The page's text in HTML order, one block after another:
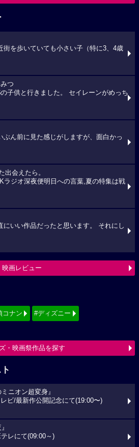
街を歩いていても小さい子（特に3、4歳
つ
子供と行きました。 セイレーンがめっち
ん前に見た感じがしますが、面白かっ
出会えたら。
ラジオ深夜便明日への言葉,夏の特集は戦
にいい作品だったと思います。 それにし
映画レビュー
コナン #ディズニー
・映画祭作品を探す
ニオン超変身』
ビ/最新作公開記念にて(19:00〜)
レにて(09:00～)